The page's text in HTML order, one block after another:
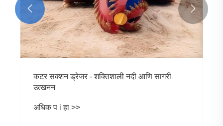
कटर सक्शन ड्रेजर - शक्तिशाली नदी आणि सागरी
उत्खनन
अधिक प i हा >>
 